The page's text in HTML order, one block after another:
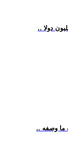
ما وصفه